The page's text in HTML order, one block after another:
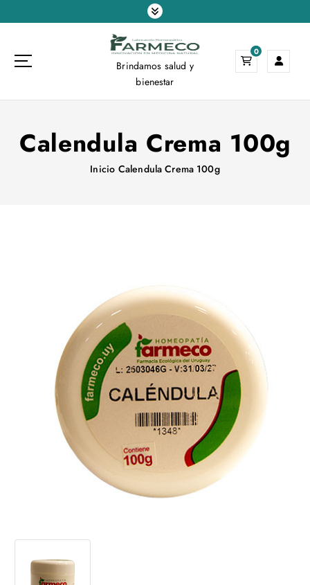
a
a
Brindamos salud y
bienestar
0
Calendula Crema 100g
Inicio Calendula Crema 100g